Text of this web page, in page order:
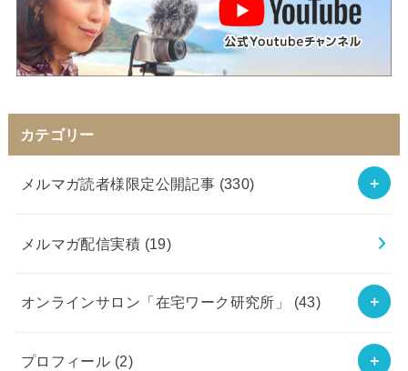
カテゴリー
メルマガ読者様限定公開記事 (330)
メルマガ配信実積 (19)
オンラインサロン「在宅ワーク研究所」 (43)
プロフィール (2)